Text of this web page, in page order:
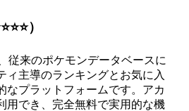
）
従来のポケモンデータベースに
ィ主導のランキングとお気に入
なプラットフォームです。アカ
用でき、完全無料で実用的な機